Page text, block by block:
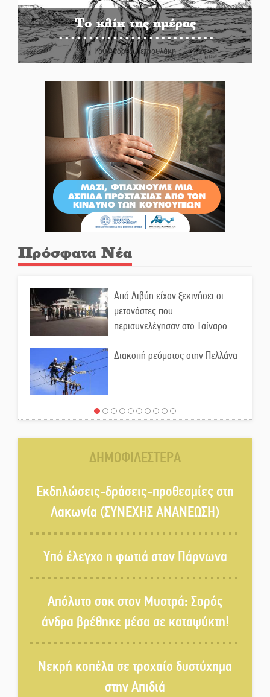
Το κλίκ της ημέρας
Του Ανδρέα Πετρουλάκη
Πρόσφατα Νέα
Από Λιβύη είχαν ξεκινήσει οι
μετανάστες που
περισυνελέγησαν στο Ταίναρο
Διακοπή ρεύματος στην Πελλάνα
Λακε-Δαιμονικά: Το κυπαρίσσι
Κλήρωσε για τον Αστέρα
Βλαχιώτη στη Γ’ Εθνική
Οδύνη στην Απιδιά για τον χαμό
της 29χρονης Ελένης σε τροχαίο
«Σφραγίδα» έργου και
απολογισμού στο Παναρκαδικό
από τον Κυρ. Διαμαντάκο
προοπτική για τη Λακωνία
ΔΗΜΟΦΙΛΕΣΤΕΡΑ
Εκδηλώσεις-δράσεις-προθεσμίες στη
Λακωνία (ΣΥΝΕΧΗΣ ΑΝΑΝΕΩΣΗ)
Υπό έλεγχο η φωτιά στον Πάρνωνα
Απόλυτο σοκ στον Μυστρά: Σορός
άνδρα βρέθηκε μέσα σε καταψύκτη!
Νεκρή κοπέλα σε τροχαίο δυστύχημα
στην Απιδιά